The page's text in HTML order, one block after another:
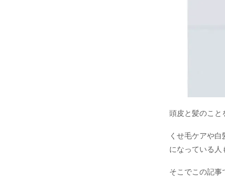
頭皮と髪のこ
くせ毛ケアや
になっている
そこでこの記